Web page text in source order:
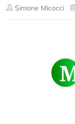
Simone Micocci